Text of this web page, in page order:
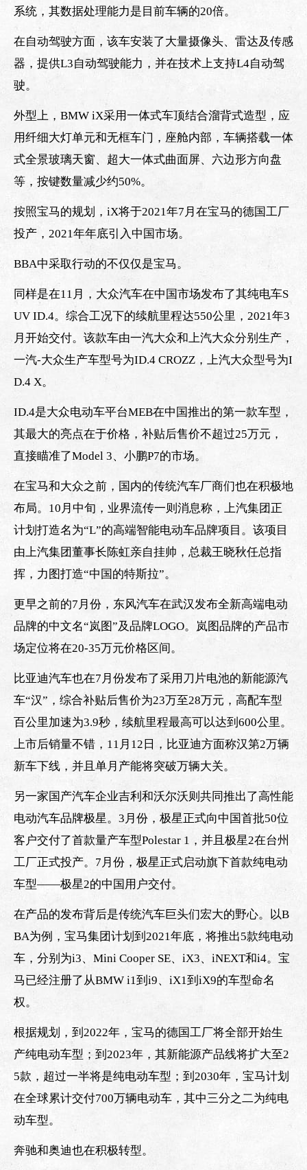
系统，其数据处理能力是目前车辆的20倍。
在自动驾驶方面，该车安装了大量摄像头、雷达及传感
器，提供L3自动驾驶能力，并在技术上支持L4自动驾
驶。
外型上，BMW iX采用一体式车顶结合溜背式造型，应
用纤细大灯单元和无框车门，座舱内部，车辆搭载一体
式全景玻璃天窗、超大一体式曲面屏、六边形方向盘
等，按键数量减少约50%。
按照宝马的规划，iX将于2021年7月在宝马的德国工厂
投产，2021年年底引入中国市场。
BBA中采取行动的不仅仅是宝马。
同样是在11月，大众汽车在中国市场发布了其纯电车S
UV ID.4。综合工况下的续航里程达550公里，2021年3
月开始交付。该款车由一汽大众和上汽大众分别生产，
一汽-大众生产车型号为ID.4 CROZZ，上汽大众型号为I
D.4 X。
ID.4是大众电动车平台MEB在中国推出的第一款车型，
其最大的亮点在于价格，补贴后售价不超过25万元，
直接瞄准了Model 3、小鹏P7的市场。
在宝马和大众之前，国内的传统汽车厂商们也在积极地
布局。10月中旬，业界流传一则消息称，上汽集团正
计划打造名为“L”的高端智能电动车品牌项目。该项目
由上汽集团董事长陈虹亲自挂帅，总裁王晓秋任总指
挥，力图打造“中国的特斯拉”。
更早之前的7月份，东风汽车在武汉发布全新高端电动
品牌的中文名“岚图”及品牌LOGO。岚图品牌的产品市
场定位将在20-35万元价格区间。
比亚迪汽车也在7月份发布了采用刀片电池的新能源汽
车“汉”，综合补贴后售价为23万至28万元，高配车型
百公里加速为3.9秒，续航里程最高可以达到600公里。
上市后销量不错，11月12日，比亚迪方面称汉第2万辆
新车下线，并且单月产能将突破万辆大关。
另一家国产汽车企业吉利和沃尔沃则共同推出了高性能
电动汽车品牌极星。3月份，极星正式向中国首批50位
客户交付了首款量产车型Polestar 1，并且极星2在台州
工厂正式投产。7月份，极星正式启动旗下首款纯电动
车型——极星2的中国用户交付。
在产品的发布背后是传统汽车巨头们宏大的野心。以B
BA为例，宝马集团计划到2021年底，将推出5款纯电动
车，分别为i3、Mini Cooper SE、iX3、iNEXT和i4。宝
马已经注册了从BMW i1到i9、iX1到iX9的车型命名
权。
根据规划，到2022年，宝马的德国工厂将全部开始生
产纯电动车型；到2023年，其新能源产品线将扩大至2
5款，超过一半将是纯电动车型；到2030年，宝马计划
在全球累计交付700万辆电动车，其中三分之二为纯电
动车型。
奔驰和奥迪也在积极转型。